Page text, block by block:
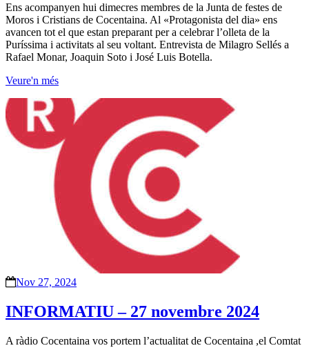
Ens acompanyen hui dimecres membres de la Junta de festes de
Moros i Cristians de Cocentaina. Al «Protagonista del dia» ens
avancen tot el que estan preparant per a celebrar l’olleta de la
Puríssima i activitats al seu voltant. Entrevista de Milagro Sellés a
Rafael Monar, Joaquin Soto i José Luis Botella.
Veure'n més
Nov 27, 2024
INFORMATIU – 27 novembre 2024
A ràdio Cocentaina vos portem l’actualitat de Cocentaina ,el Comtat